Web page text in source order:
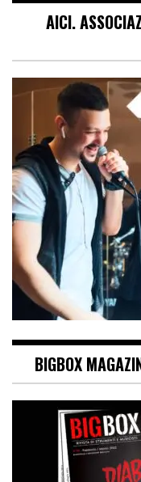
AICI.
BIGBOX